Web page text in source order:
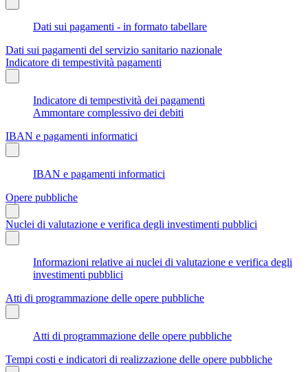
Dati sui pagamenti - in formato tabellare
Dati sui pagamenti del servizio sanitario nazionale
Indicatore di tempestività pagamenti
Indicatore di tempestività dei pagamenti
Ammontare complessivo dei debiti
IBAN e pagamenti informatici
IBAN e pagamenti informatici
Opere pubbliche
Nuclei di valutazione e verifica degli investimenti pubblici
Informazioni relative ai nuclei di valutazione e verifica degli
investimenti pubblici
Atti di programmazione delle opere pubbliche
Atti di programmazione delle opere pubbliche
Tempi costi e indicatori di realizzazione delle opere pubbliche